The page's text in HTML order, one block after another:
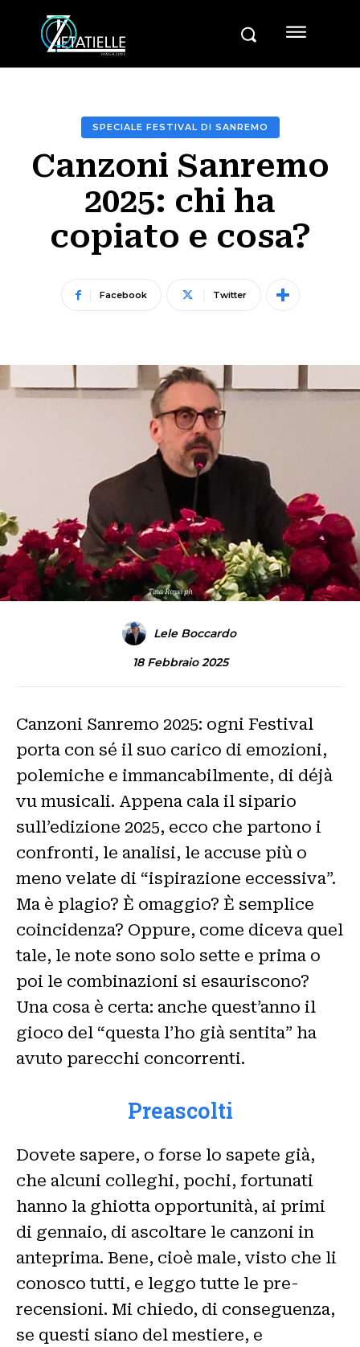
SPECIALE FESTIVAL DI SANREMO
Canzoni Sanremo
2025: chi ha
copiato e cosa?
Facebook Twitter
Lele Boccardo
18 Febbraio 2025
Canzoni Sanremo 2025: ogni Festival
porta con sé il suo carico di emozioni,
polemiche e immancabilmente, di déjà
vu musicali. Appena cala il sipario
sull’edizione 2025, ecco che partono i
confronti, le analisi, le accuse più o
meno velate di “ispirazione eccessiva”.
Ma è plagio? È omaggio? È semplice
coincidenza? Oppure, come diceva quel
tale, le note sono solo sette e prima o
poi le combinazioni si esauriscono?
Una cosa è certa: anche quest’anno il
gioco del “questa l’ho già sentita” ha
avuto parecchi concorrenti.
Preascolti
Dovete sapere, o forse lo sapete già,
che alcuni colleghi, pochi, fortunati
hanno la ghiotta opportunità, ai primi
di gennaio, di ascoltare le canzoni in
anteprima. Bene, cioè male, visto che li
conosco tutti, e leggo tutte le pre-
recensioni. Mi chiedo, di conseguenza,
se questi siano del mestiere, e